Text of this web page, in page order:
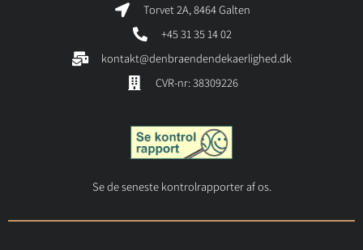
Torvet 2A, 8464 Galten
+45 31 35 14 02
kontakt@denbraendendekaerlighed.dk
CVR-nr: 38309226
Se de seneste kontrolrapporter af os.